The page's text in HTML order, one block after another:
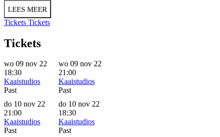
LEES MEER
Tickets Tickets
Tickets
wo 09 nov 22
18:30
Kaaistudios
Past
wo 09 nov 22
21:00
Kaaistudios
Past
do 10 nov 22
21:00
Kaaistudios
Past
do 10 nov 22
18:30
Kaaistudios
Past